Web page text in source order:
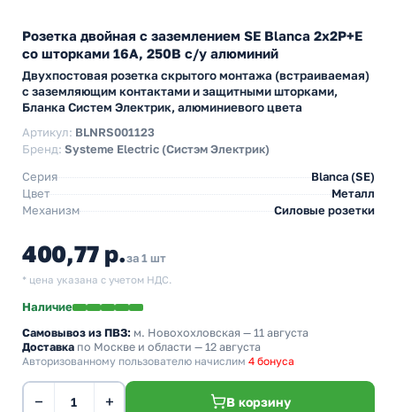
Розетка двойная с заземлением SE Blanca 2х2Р+Е
со шторками 16А, 250В с/у алюминий
Двухпостовая розетка скрытого монтажа (встраиваемая)
с заземляющим контактами и защитными шторками,
Бланка Систем Электрик, алюминиевого цвета
Артикул: BLNRS001123
Бренд: Systeme Electric (Систэм Электрик)
Серия
Blanca (SE)
Цвет
Металл
Механизм
Силовые розетки
400,77 р.за 1 шт
* цена указана с учетом НДС.
Наличие
Самовывоз из ПВЗ: м. Новохохловская — 11 августа
Доставка по Москве и области — 12 августа
Авторизованному пользователю начислим 4 бонуса
− + В корзину